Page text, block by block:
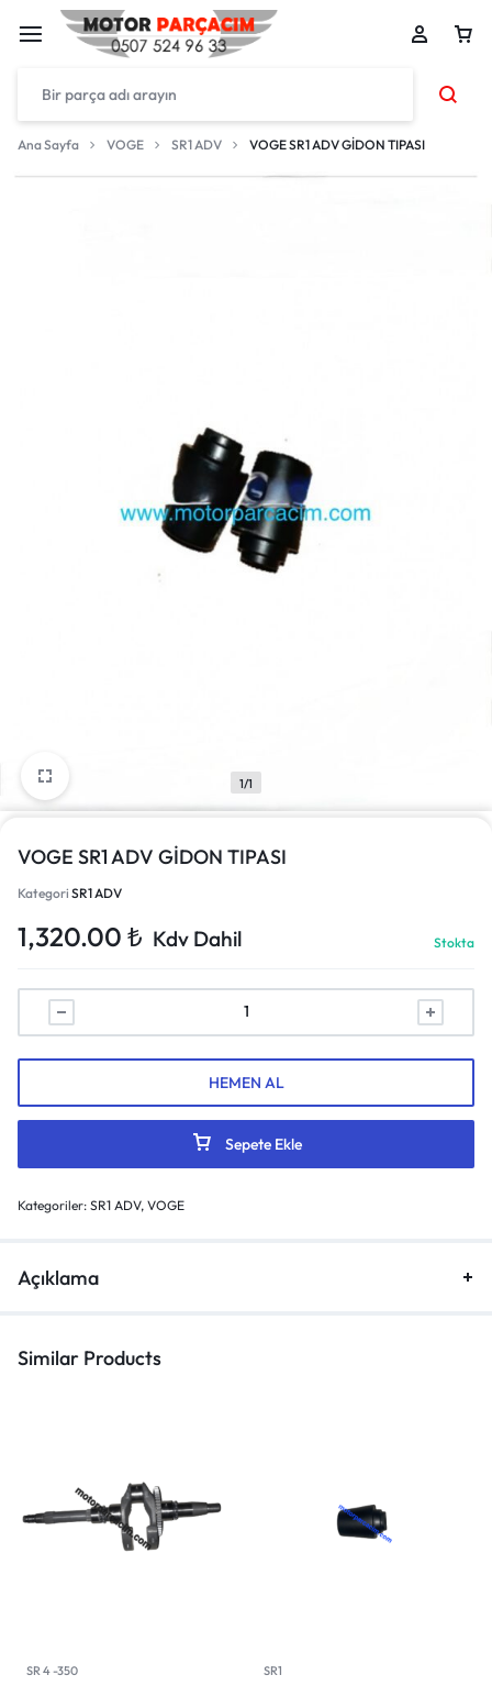
Ana Sayfa VOGE SR1 ADV VOGE SR1 ADV GİDON TIPASI
1/1
VOGE SR1 ADV GİDON TIPASI
Kategori SR1 ADV
1,320.00 ₺ Kdv Dahil Stokta
Sepete Ekle
HEMEN AL
Kategoriler: SR1 ADV, VOGE
Açıklama
Similar Products
SR 4 -350 SR1